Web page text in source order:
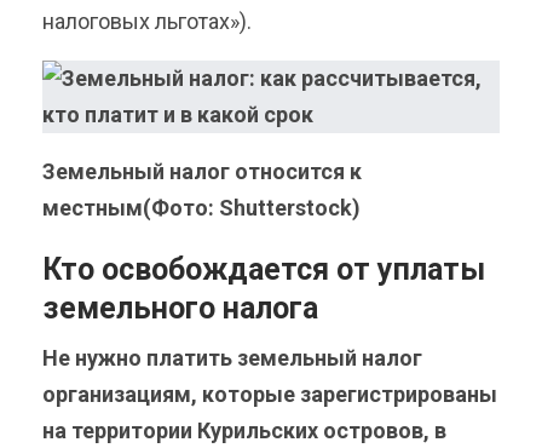
налоговых льготах»).
Земельный налог относится к
местным(Фото: Shutterstock)
Кто освобождается от уплаты
земельного налога
Не нужно платить земельный налог
организациям, которые зарегистрированы
на территории Курильских островов, в